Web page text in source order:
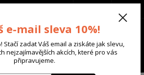
Menu
e-mail sleva 10%!
Stačí zadat Váš email a ziskáte jak slevu,
nejzajímavějších akcích, které pro vás
připravujeme.